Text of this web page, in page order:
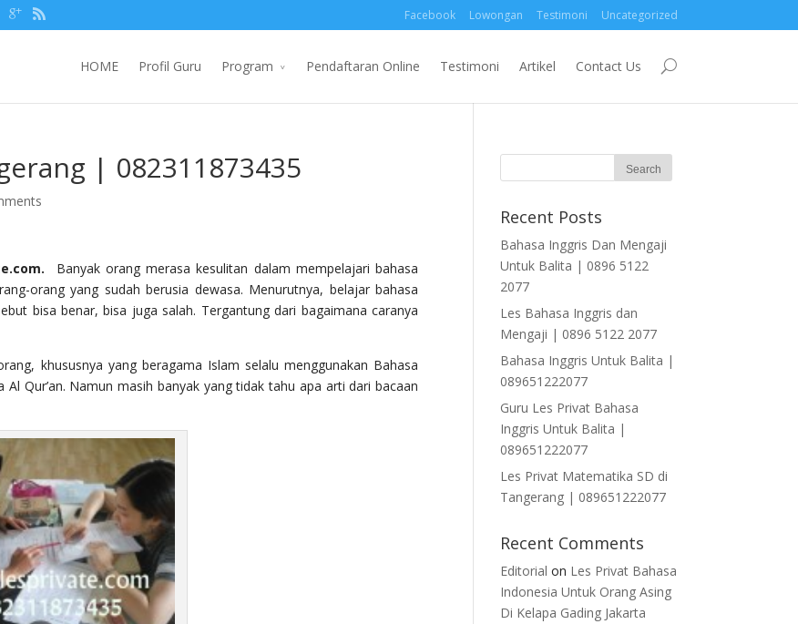
Facebook Lowongan Testimoni Uncategorized
HOME Profil Guru Program Pendaftaran Online Testimoni Artikel Contact Us
| 082311873435
Banyak orang merasa kesulitan dalam mempelajari bahasa
orang yang sudah berusia dewasa. Menurutnya, belajar bahasa
bisa benar, bisa juga salah. Tergantung dari bagaimana caranya
khususnya yang beragama Islam selalu menggunakan Bahasa
Qur’an. Namun masih banyak yang tidak tahu apa arti dari bacaan
Recent Posts
Bahasa Inggris Dan Mengaji
Untuk Balita | 0896 5122
2077
Les Bahasa Inggris dan
Mengaji | 0896 5122 2077
Bahasa Inggris Untuk Balita |
089651222077
Guru Les Privat Bahasa
Inggris Untuk Balita |
089651222077
Les Privat Matematika SD di
Tangerang | 089651222077
Recent Comments
Editorial on Les Privat Bahasa
Indonesia Untuk Orang Asing
Di Kelapa Gading Jakarta